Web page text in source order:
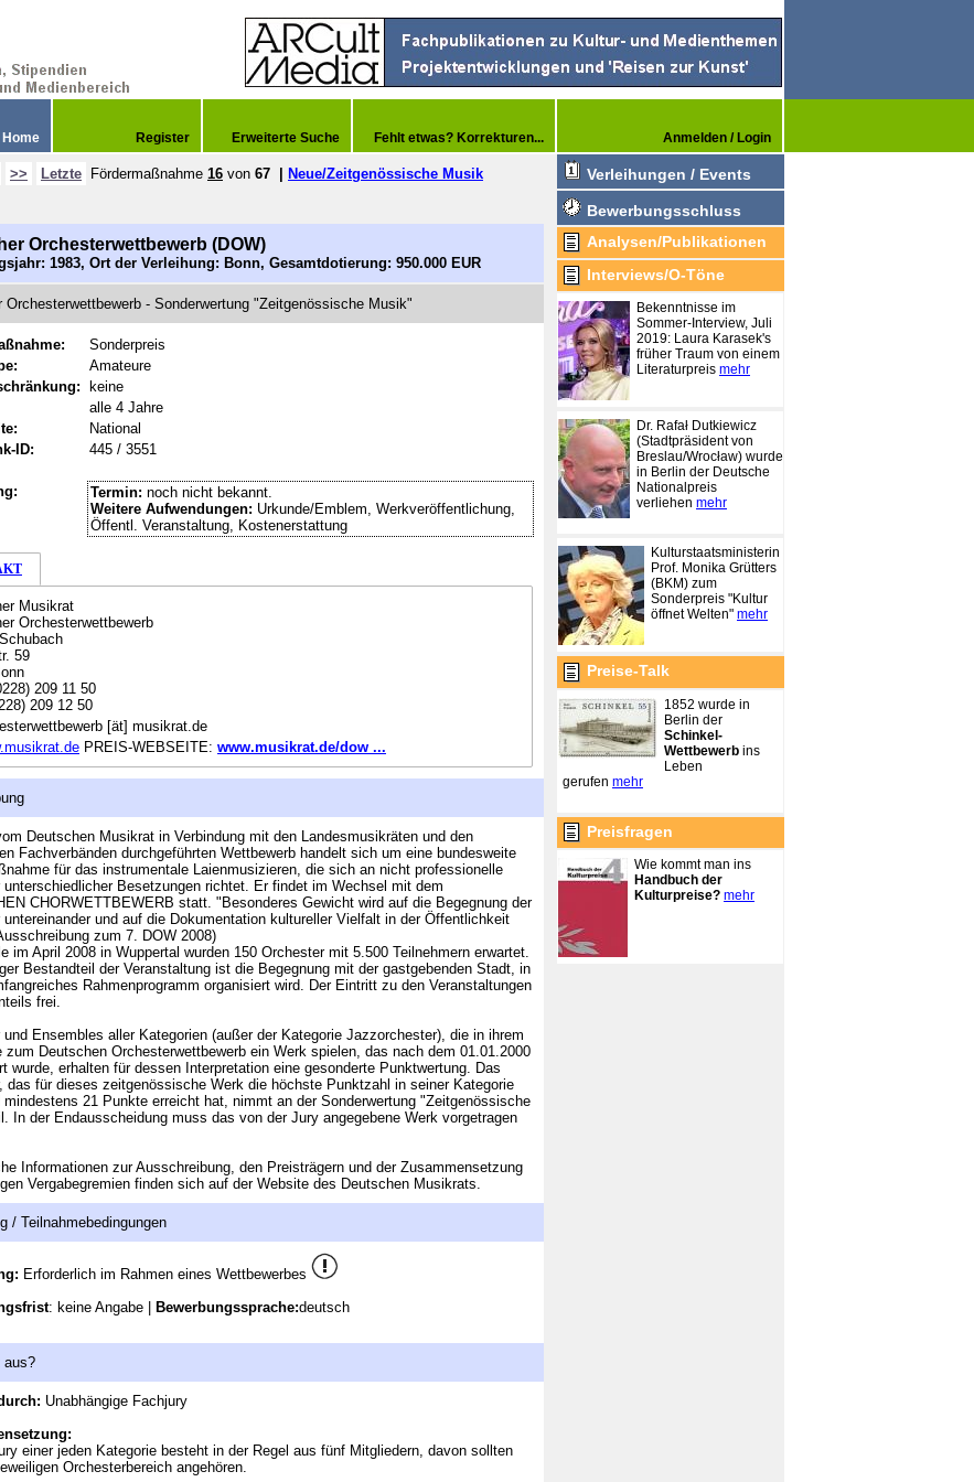
Home Register Erweiterte Suche Fehlt etwas? Korrekturen... Anmelden / Login
>> Letzte Fördermaßnahme 16 von 67 Neue/Zeitgenössische Musik
Orchesterwettbewerb (DOW)
1983, Ort der Verleihung: Bonn, Gesamtdotierung: 950.000 EUR
Orchesterwettbewerb - Sonderwertung "Zeitgenössische Musik"
Sonderpreis
Amateure
keine
alle 4 Jahre
National
ID:
445 / 3551
Termin: noch nicht bekannt.
Weitere Aufwendungen: Urkunde/Emblem, Werkveröffentlichung,
Öffentl. Veranstaltung, Kostenerstattung
Musikrat
Orchesterwettbewerb
59
209 11 50
209 12 50
[ät] musikrat.de
PREIS-WEBSEITE: www.musikrat.de/dow ...
Deutschen Musikrat in Verbindung mit den Landesmusikräten und den
Fachverbänden durchgeführten Wettbewerb handelt sich um eine bundesweite
für das instrumentale Laienmusizieren, die sich an nicht professionelle
unterschiedlicher Besetzungen richtet. Er findet im Wechsel mit dem
CHORWETTBEWERB statt. "Besonderes Gewicht wird auf die Begegnung der
untereinander und auf die Dokumentation kultureller Vielfalt in der Öffentlichkeit
zum 7. DOW 2008)
im April 2008 in Wuppertal wurden 150 Orchester mit 5.500 Teilnehmern erwartet.
Bestandteil der Veranstaltung ist die Begegnung mit der gastgebenden Stadt, in
Rahmenprogramm organisiert wird. Der Eintritt zu den Veranstaltungen
frei.
und Ensembles aller Kategorien (außer der Kategorie Jazzorchester), die in ihrem
zum Deutschen Orchesterwettbewerb ein Werk spielen, das nach dem 01.01.2000
wurde, erhalten für dessen Interpretation eine gesonderte Punktwertung. Das
das für dieses zeitgenössische Werk die höchste Punktzahl in seiner Kategorie
mindestens 21 Punkte erreicht hat, nimmt an der Sonderwertung "Zeitgenössische
In der Endausscheidung muss das von der Jury angegebene Werk vorgetragen
Informationen zur Ausschreibung, den Preisträgern und der Zusammensetzung
Vergabegremien finden sich auf der Website des Deutschen Musikrats.
/ Teilnahmebedingungen
Erforderlich im Rahmen eines Wettbewerbes
: keine Angabe | Bewerbungssprache:deutsch
aus?
Unabhängige Fachjury
einer jeden Kategorie besteht in der Regel aus fünf Mitgliedern, davon sollten
Orchesterbereich angehören.
Verleihungen / Events
Bewerbungsschluss
Analysen/Publikationen
Interviews/O-Töne
Bekenntnisse im
Sommer-Interview, Juli
2019: Laura Karasek's
früher Traum von einem
Literaturpreis mehr
Dr. Rafał Dutkiewicz
(Stadtpräsident von
Breslau/Wrocław) wurde
in Berlin der Deutsche
Nationalpreis
verliehen mehr
Kulturstaatsministerin
Prof. Monika Grütters
(BKM) zum
Sonderpreis "Kultur
öffnet Welten" mehr
Preise-Talk
1852 wurde in
Berlin der
Schinkel-
Wettbewerb ins
Leben
gerufen mehr
Preisfragen
Wie kommt man ins
Handbuch der
Kulturpreise? mehr